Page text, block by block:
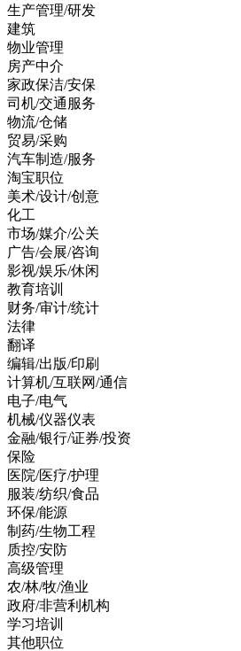
生产管理/研发
建筑
物业管理
房产中介
家政保洁/安保
司机/交通服务
物流/仓储
贸易/采购
汽车制造/服务
淘宝职位
美术/设计/创意
化工
市场/媒介/公关
广告/会展/咨询
影视/娱乐/休闲
教育培训
财务/审计/统计
法律
翻译
编辑/出版/印刷
计算机/互联网/通信
电子/电气
机械/仪器仪表
金融/银行/证券/投资
保险
医院/医疗/护理
服装/纺织/食品
环保/能源
制药/生物工程
质控/安防
高级管理
农/林/牧/渔业
政府/非营利机构
学习培训
其他职位